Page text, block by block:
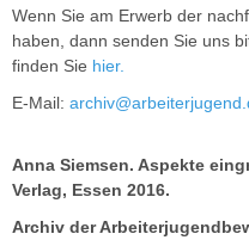
Wenn Sie am Erwerb der
haben, dann senden Sie uns
finden Sie hier.
E-Mail:
Anna Siemsen. Aspekte
Verlag, Essen 2016.
Archiv der